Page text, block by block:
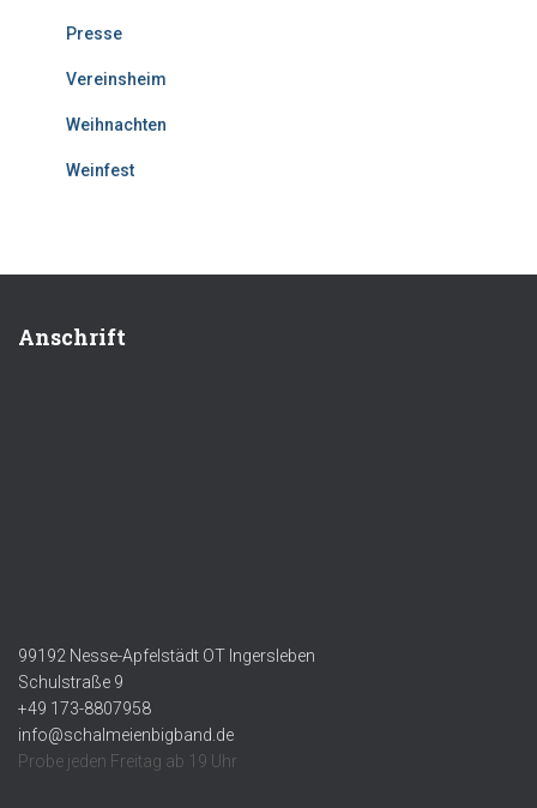
Presse
Vereinsheim
Weihnachten
Weinfest
Anschrift
99192 Nesse-Apfelstädt OT Ingersleben
Schulstraße 9
+49 173-8807958
info@schalmeienbigband.de
Probe jeden Freitag ab 19 Uhr